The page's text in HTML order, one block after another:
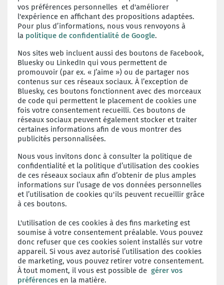
vos préférences personnelles et d'améliorer
l'expérience en affichant des propositions adaptées.
Pour plus d’informations, nous vous renvoyons à
la politique de confidentialité de Google.
Nos sites web incluent aussi des boutons de Facebook,
Bluesky ou LinkedIn qui vous permettent de
promouvoir (par ex. « J’aime ») ou de partager nos
contenus sur ces réseaux sociaux. À l’exception de
Bluesky, ces boutons fonctionnent avec des morceaux
de code qui permettent le placement de cookies une
fois votre consentement recueilli. Ces boutons de
réseaux sociaux peuvent également stocker et traiter
certaines informations afin de vous montrer des
publicités personnalisées.
Nous vous invitons donc à consulter la politique de
confidentialité et la politique d’utilisation des cookies
de ces réseaux sociaux afin d’obtenir de plus amples
informations sur l’usage de vos données personnelles
et l’utilisation de cookies qu'ils peuvent recueillir grâce
à ces boutons.
L'utilisation de ces cookies à des fins marketing est
soumise à votre consentement préalable. Vous pouvez
donc refuser que ces cookies soient installés sur votre
appareil. Si vous avez autorisé l’utilisation des cookies
de marketing, vous pouvez retirer votre consentement.
À tout moment, il vous est possible de gérer vos
préférences en la matière.